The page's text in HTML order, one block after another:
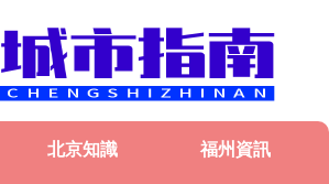
北京知識 福州資訊